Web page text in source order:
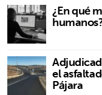
¿En qué
el
Pájara